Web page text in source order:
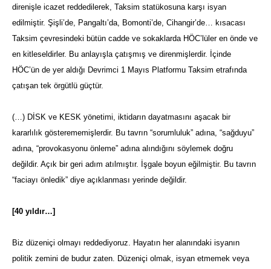
direnişle icazet reddedilerek, Taksim statükosuna karşı isyan
edilmiştir. Şişli’de, Pangaltı’da, Bomonti’de, Cihangir’de… kısacası
Taksim çevresindeki bütün cadde ve sokaklarda HÖC’lüler en önde ve
en kitleseldirler. Bu anlayışla çatışmış ve direnmişlerdir. İçinde
HÖC’ün de yer aldığı Devrimci 1 Mayıs Platformu Taksim etrafında
çatışan tek örgütlü güçtür.
(…) DİSK ve KESK yönetimi, iktidarın dayatmasını aşacak bir
kararlılık gösterememişlerdir. Bu tavrın “sorumluluk” adına, “sağduyu”
adına, “provokasyonu önleme” adına alındığını söylemek doğru
değildir. Açık bir geri adım atılmıştır. İşgale boyun eğilmiştir. Bu tavrın
“faciayı önledik” diye açıklanması yerinde değildir.
[40 yıldır…]
Biz düzeniçi olmayı reddediyoruz. Hayatın her alanındaki isyanın
politik zemini de budur zaten. Düzeniçi olmak, isyan etmemek veya